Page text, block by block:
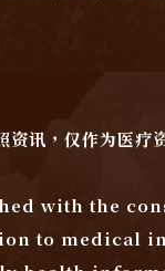
讯，仅作为医
with the
to medical